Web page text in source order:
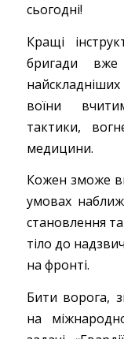
сьогодні!
Кращі
бригади вже
воїни
тактики,
медицини.
Кожен зможе
умовах
становлення
тіло до
на фронті.
Бити ворога,
на